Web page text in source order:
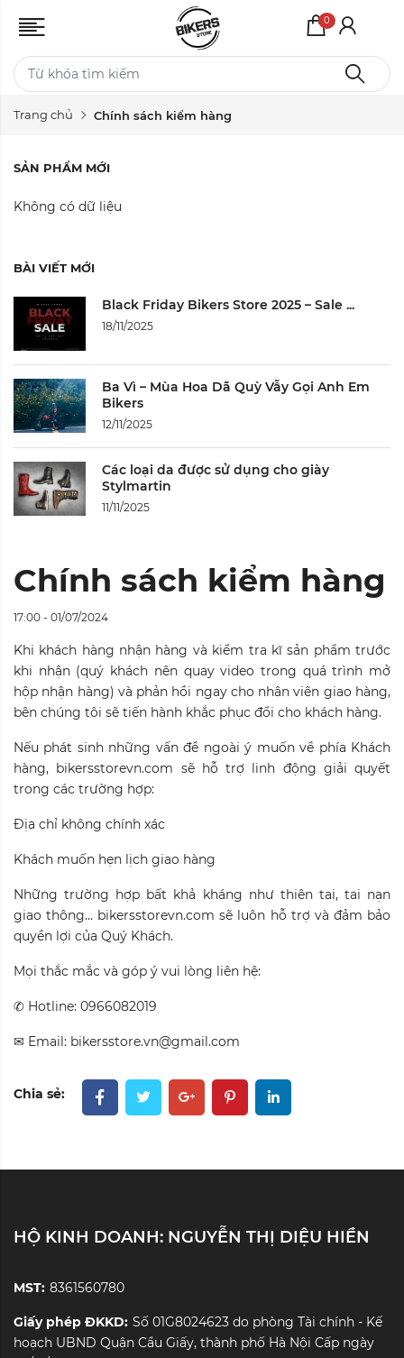
0
Trang chủ Chính sách kiểm hàng
SẢN PHẨM MỚI
Không có dữ liệu
BÀI VIẾT MỚI
Black Friday Bikers Store 2025 – Sale ...
18/11/2025
Ba Vì – Mùa Hoa Dã Quỳ Vẫy Gọi Anh Em
Bikers
12/11/2025
Các loại da được sử dụng cho giày
Stylmartin
11/11/2025
Chính sách kiểm hàng
17:00 - 01/07/2024
Khi khách hàng nhận hàng và kiểm tra kĩ sản phẩm trước
khi nhận (quý khách nên quay video trong quá trình mở
hộp nhận hàng) và phản hồi ngay cho nhân viên giao hàng,
bên chúng tôi sẽ tiến hành khắc phục đổi cho khách hàng.
Nếu phát sinh những vấn đề ngoài ý muốn về phía Khách
hàng, bikersstorevn.com sẽ hỗ trợ linh động giải quyết
trong các trường hợp:
Địa chỉ không chính xác
Khách muốn hẹn lịch giao hàng
Những trường hợp bất khả kháng như thiên tai, tai nạn
giao thông… bikersstorevn.com sẽ luôn hỗ trợ và đảm bảo
quyền lợi của Quý Khách.
Mọi thắc mắc và góp ý vui lòng liên hệ:
✆ Hotline: 0966082019
✉ Email: bikersstore.vn@gmail.com
Chia sẻ:
HỘ KINH DOANH: NGUYỄN THỊ DIỆU HIỀN
MST: 8361560780
Giấy phép ĐKKD: Số 01G8024623 do phòng Tài chính - Kế
hoạch UBND Quận Cầu Giấy, thành phố Hà Nội Cấp ngày